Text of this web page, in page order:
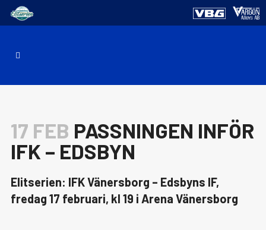
17 FEB PASSNINGEN INFÖR
IFK – EDSBYN
Elitserien: IFK Vänersborg – Edsbyns IF,
fredag 17 februari, kl 19 i Arena Vänersborg